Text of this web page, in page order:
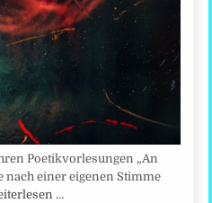
Poetikvorlesungen „An
nach einer eigenen Stimme
…